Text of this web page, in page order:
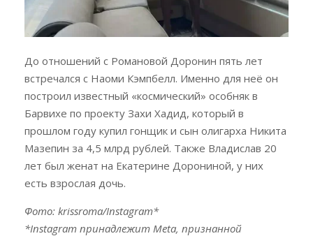
До отношений с Романовой Доронин пять лет
встречался с Наоми Кэмпбелл. Именно для неё он
построил известный «космический» особняк в
Барвихе по проекту Захи Хадид, который в
прошлом году купил гонщик и сын олигарха Никита
Мазепин за 4,5 млрд рублей. Также Владислав 20
лет был женат на Екатерине Дорониной, у них
есть взрослая дочь.
Фото: krissroma/Instagram*
*Instagram принадлежит Meta, признанной